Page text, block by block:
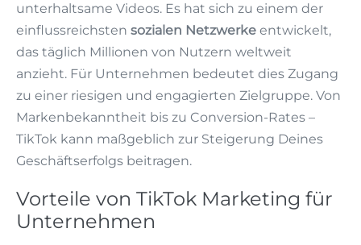
unterhaltsame Videos. Es hat sich zu einem der
einflussreichsten sozialen Netzwerke entwickelt,
das täglich Millionen von Nutzern weltweit
anzieht. Für Unternehmen bedeutet dies Zugang
zu einer riesigen und engagierten Zielgruppe. Von
Markenbekanntheit bis zu Conversion-Rates –
TikTok kann maßgeblich zur Steigerung Deines
Geschäftserfolgs beitragen.
Vorteile von TikTok Marketing für
Unternehmen